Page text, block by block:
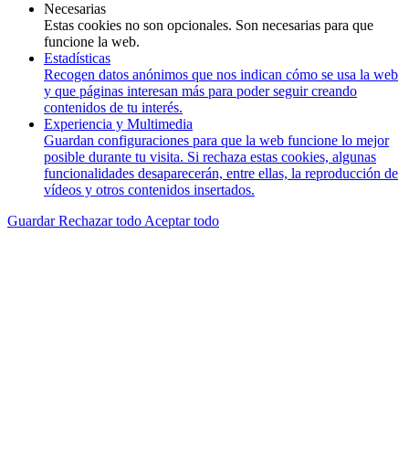
Necesarias
Estas cookies no son opcionales. Son necesarias para que
funcione la web.
Estadísticas
Recogen datos anónimos que nos indican cómo se usa la web
y que páginas interesan más para poder seguir creando
contenidos de tu interés.
Experiencia y Multimedia
Guardan configuraciones para que la web funcione lo mejor
posible durante tu visita. Si rechaza estas cookies, algunas
funcionalidades desaparecerán, entre ellas, la reproducción de
vídeos y otros contenidos insertados.
GuardarRechazar todo Aceptar todo